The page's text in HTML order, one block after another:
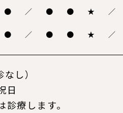
● ／ ● ● ★ ／
● ／ ● ● ★ ／
し）
日
療します。